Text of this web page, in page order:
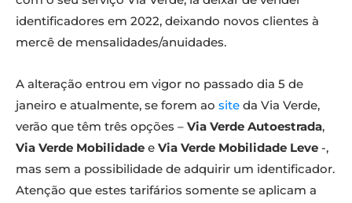
identificadores em 2022, deixando novos clientes à
mercê de mensalidades/anuidades.
A alteração entrou em vigor no passado dia 5 de
janeiro e atualmente, se forem ao site da Via Verde,
verão que têm três opções – Via Verde Autoestrada,
Via Verde Mobilidade e Via Verde Mobilidade Leve -,
mas sem a possibilidade de adquirir um identificador.
Atenção que estes tarifários somente se aplicam a